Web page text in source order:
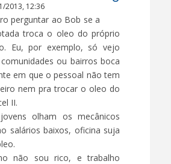
2013, 12:36
perguntar ao Bob se a
troca o oleo do próprio
Eu, por exemplo, só vejo
ou bairros boca
em que o pessoal não tem
nem pra trocar o oleo do
II.
olham os mecânicos
salários baixos, oficina suja
não sou rico, e trabalho